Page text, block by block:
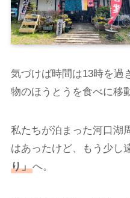
気づけば時間は13時を過
物のほうとうを食べに移
私たちが泊まった河口湖
はあったけど、もう少し
り」へ。